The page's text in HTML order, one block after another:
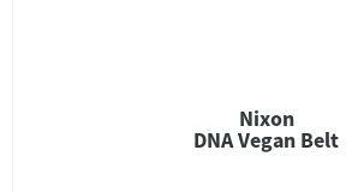
Nixon
DNA Vegan Belt